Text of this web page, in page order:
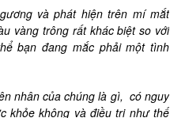
và phát hiện trên mí mắt
vàng trông rất khác biệt so với
bạn đang mắc phải một tình
nhân của chúng là gì, có nguy
khỏe không và điều trị như thế